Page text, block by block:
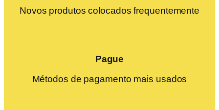
Novos produtos colocados frequentemente
Pague
Métodos de pagamento mais usados